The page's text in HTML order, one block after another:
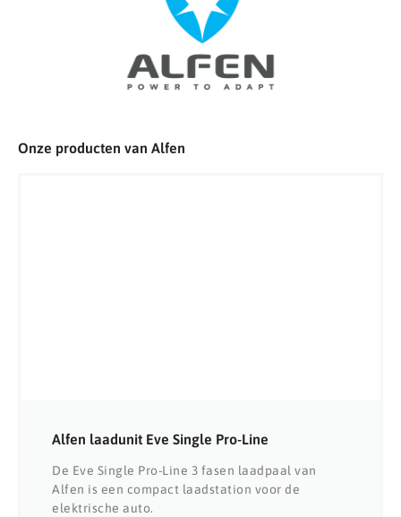
Onze producten van Alfen
Alfen laadunit Eve Single Pro-Line
De Eve Single Pro-Line 3 fasen laadpaal van
Alfen is een compact laadstation voor de
elektrische auto.